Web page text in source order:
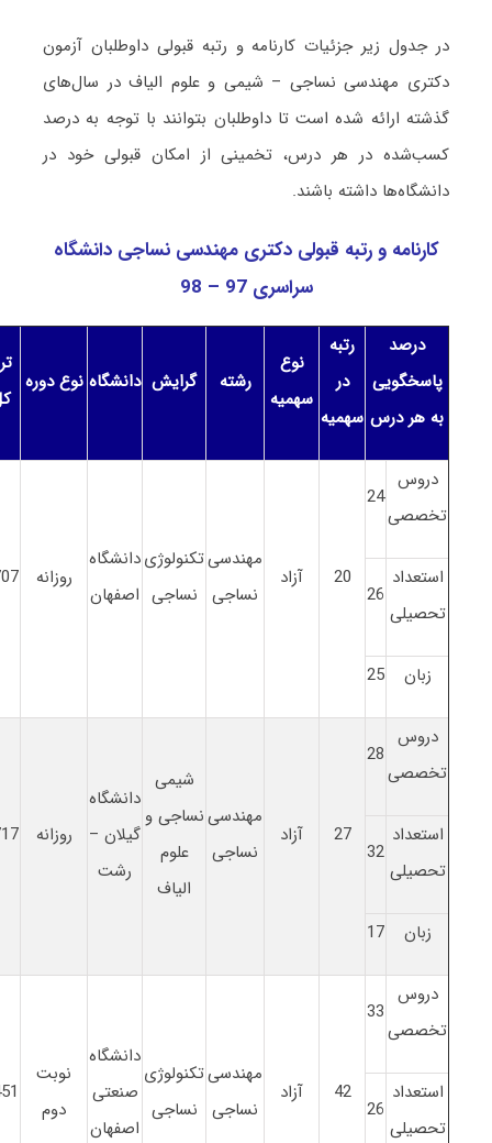
در جدول زیر جزئیات کارنامه و رتبه قبولی داوطلبان آزمون
دکتری مهندسی نساجی – شیمی و علوم الیاف در سال‌های
گذشته ارائه شده است تا داوطلبان بتوانند با توجه به درصد
کسب‌شده در هر درس، تخمینی از امکان قبولی خود در
دانشگاه‌ها داشته باشند.
کارنامه و رتبه قبولی دکتری مهندسی نساجی دانشگاه
سراسری 97 – 98
درصد
پاسخگویی
به هر درس
رتبه
در
سهمیه
نوع
سهمیه
رشته گرایش دانشگاه نوع دوره
دروس
تخصصی
24
20 آزاد
مهندسی
نساجی
تکنولوژی
نساجی
دانشگاه
اصفهان
روزانه
استعداد
تحصیلی
26
زبان 25
دروس
تخصصی
28
27 آزاد
مهندسی
نساجی
شیمی
نساجی و
علوم
الیاف
دانشگاه
گیلان –
رشت
روزانه
استعداد
تحصیلی
32
زبان 17
دروس
تخصصی
33
42 آزاد
مهندسی
نساجی
تکنولوژی
نساجی
دانشگاه
صنعتی
اصفهان
نوبت
دوم
استعداد
تحصیلی
26